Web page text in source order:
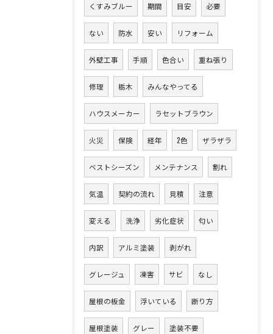
くすみブルー 期間 目安 必要
ない 防水 安い リフォーム
外壁工事 手順 色合い 重ね張り
修理 栃木 みんなやってる
ハウスメーカー ラセットブラウン
火災 保険 経年 2色 ザラザラ
ベストシーズン メンテナンス 割れ
気温 契約の流れ 見積 注意
変える 洗浄 劣化症状 匂い
内訳 アルミ塗装 剥がれ
グレージュ 凍害 サビ なし
屋根の板金 浮いている 断り方
屋根塗装 グレー 塗装不要